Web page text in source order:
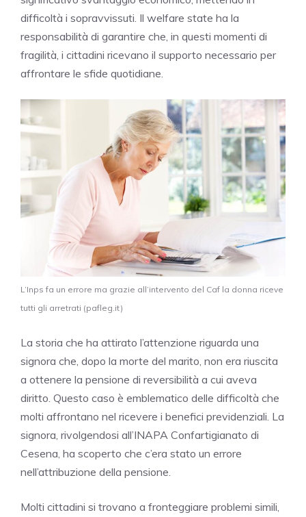
difficoltà i sopravvissuti. Il welfare state ha la
responsabilità di garantire che, in questi momenti di
fragilità, i cittadini ricevano il supporto necessario per
affrontare le sfide quotidiane.
L’Inps fa un errore ma grazie all’intervento del Caf la donna riceve
tutti gli arretrati (pafleg.it)
La storia che ha attirato l’attenzione riguarda una
signora che, dopo la morte del marito, non era riuscita
a ottenere la pensione di reversibilità a cui aveva
diritto. Questo caso è emblematico delle difficoltà che
molti affrontano nel ricevere i benefici previdenziali. La
signora, rivolgendosi all’INAPA Confartigianato di
Cesena, ha scoperto che c’era stato un errore
nell’attribuzione della pensione.
Molti cittadini si trovano a fronteggiare problemi simili,